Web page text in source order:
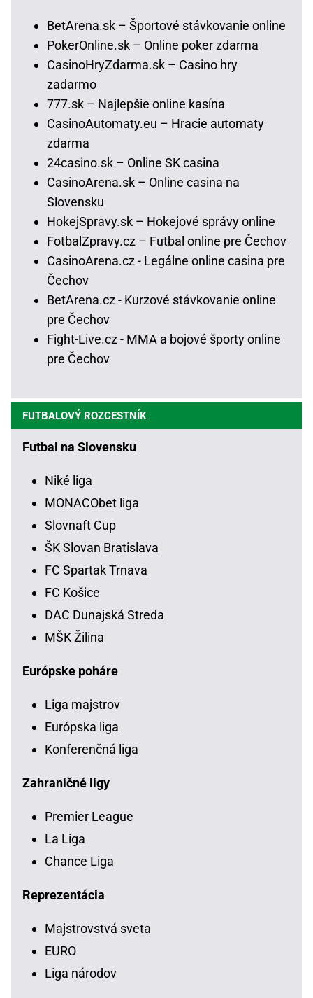
BetArena.sk – Športové stávkovanie online
PokerOnline.sk – Online poker zdarma
CasinoHryZdarma.sk – Casino hry
zadarmo
777.sk – Najlepšie online kasína
CasinoAutomaty.eu – Hracie automaty
zdarma
24casino.sk – Online SK casina
CasinoArena.sk – Online casina na
Slovensku
HokejSpravy.sk – Hokejové správy online
FotbalZpravy.cz – Futbal online pre Čechov
CasinoArena.cz - Legálne online casina pre
Čechov
BetArena.cz - Kurzové stávkovanie online
pre Čechov
Fight-Live.cz - MMA a bojové športy online
pre Čechov
FUTBALOVÝ ROZCESTNÍK
Futbal na Slovensku
Niké liga
MONACObet liga
Slovnaft Cup
ŠK Slovan Bratislava
FC Spartak Trnava
FC Košice
DAC Dunajská Streda
MŠK Žilina
Európske poháre
Liga majstrov
Európska liga
Konferenčná liga
Zahraničné ligy
Premier League
La Liga
Chance Liga
Reprezentácia
Majstrovstvá sveta
EURO
Liga národov